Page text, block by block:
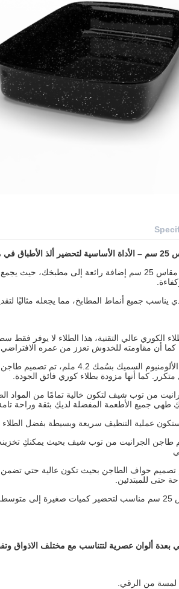
يعد طاجن "توب شيف" المستطيل مقاس 25 سم إضافة
يناسب جميع أنماط المطابخ، مما يجعله مثاليًا
الكوري عالي التقنية، هذا الطلاء لا يوفر
أن مقاومته للخدوش تعزز من عمره
بفضل استخدام الألومنيوم
كما أنها مزودة بطلاء كوري فائق الجودة.
من توب شيف لتكون خالية تمامًا من المواد
طهي جميع الأطعمة المفضلة لديكِ بثقة وراحة
عملية التنظيف سريعة وبسيطة بفضل الطلاء
طاجن الجرانيت من توب شيف بحيث يمكنكِ
تصميم حواف الطاجن بحيث تكون عالية حتي تضمن
حتى للمبتدئين.
حجم الطاجن مقاس 25 سم مناسب لتحضير كميات صغيرة
ألوان عصرية لتتناسب مع مختلف الاذواق
لمسة من الرقي.